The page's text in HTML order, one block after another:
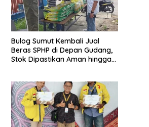
Bulog Sumut Kembali Jual
Beras SPHP di Depan Gudang,
Stok Dipastikan Aman hingga